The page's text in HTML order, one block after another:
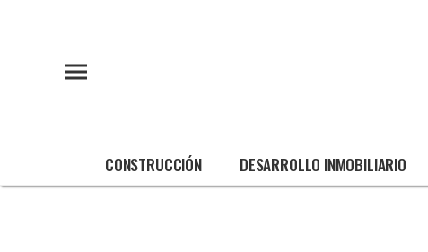
CONSTRUCCIÓN DESARROLLO INMOBILIARIO